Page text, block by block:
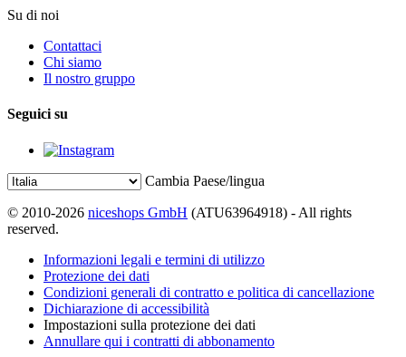
Su di noi
Contattaci
Chi siamo
Il nostro gruppo
Seguici su
Cambia Paese/lingua
© 2010-2026 niceshops GmbH (ATU63964918) - All rights
reserved.
Informazioni legali e termini di utilizzo
Protezione dei dati
Condizioni generali di contratto e politica di cancellazione
Dichiarazione di accessibilità
Impostazioni sulla protezione dei dati
Annullare qui i contratti di abbonamento